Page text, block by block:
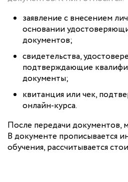
заявление с внесением
основании
документов;
свидетельства,
подтверждающие
документы;
квитанция или чек,
онлайн-курса.
После передачи документов,
В документе прописывается
обучения, рассчитывается